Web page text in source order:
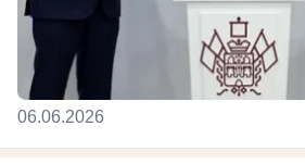
06.06.2026